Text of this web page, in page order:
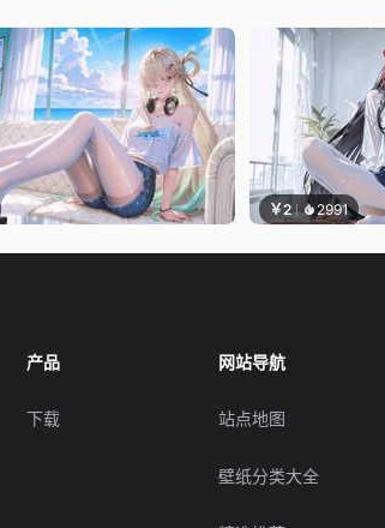
￥2 2991
产品
下载
网站导航
站点地图
壁纸分类大全